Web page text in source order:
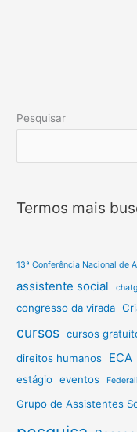
Pesquisar
Termos mais
13ª Conferência Nacional de
assistente social
congresso da virada
cursos cursos
direitos humanos ECA
estágio eventos
Grupo de Assistentes